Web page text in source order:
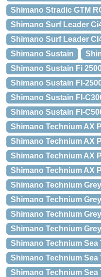
Shimano Stradic GTM
Shimano Surf Leader
Shimano Surf Leader
Shimano Sustain
Shimano Sustain Fi
Shimano Sustain FI-
Shimano Sustain FI-
Shimano Sustain FI-
Shimano Technium AX
Shimano Technium AX
Shimano Technium AX
Shimano Technium AX
Shimano Technium
Shimano Technium
Shimano Technium
Shimano Technium
Shimano Technium Sea
Shimano Technium Sea
Shimano Technium Sea